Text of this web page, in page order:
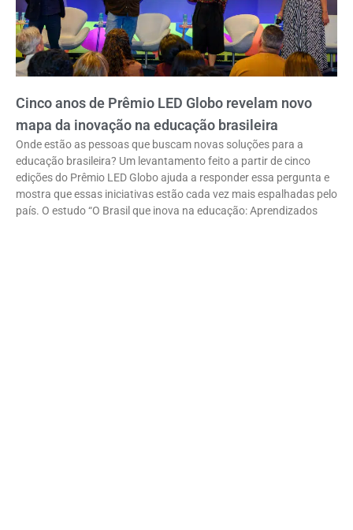
Cinco anos de Prêmio LED Globo revelam novo
mapa da inovação na educação brasileira
Onde estão as pessoas que buscam novas soluções para a
educação brasileira? Um levantamento feito a partir de cinco
edições do Prêmio LED Globo ajuda a responder essa pergunta e
mostra que essas iniciativas estão cada vez mais espalhadas pelo
país. O estudo “O Brasil que inova na educação: Aprendizados